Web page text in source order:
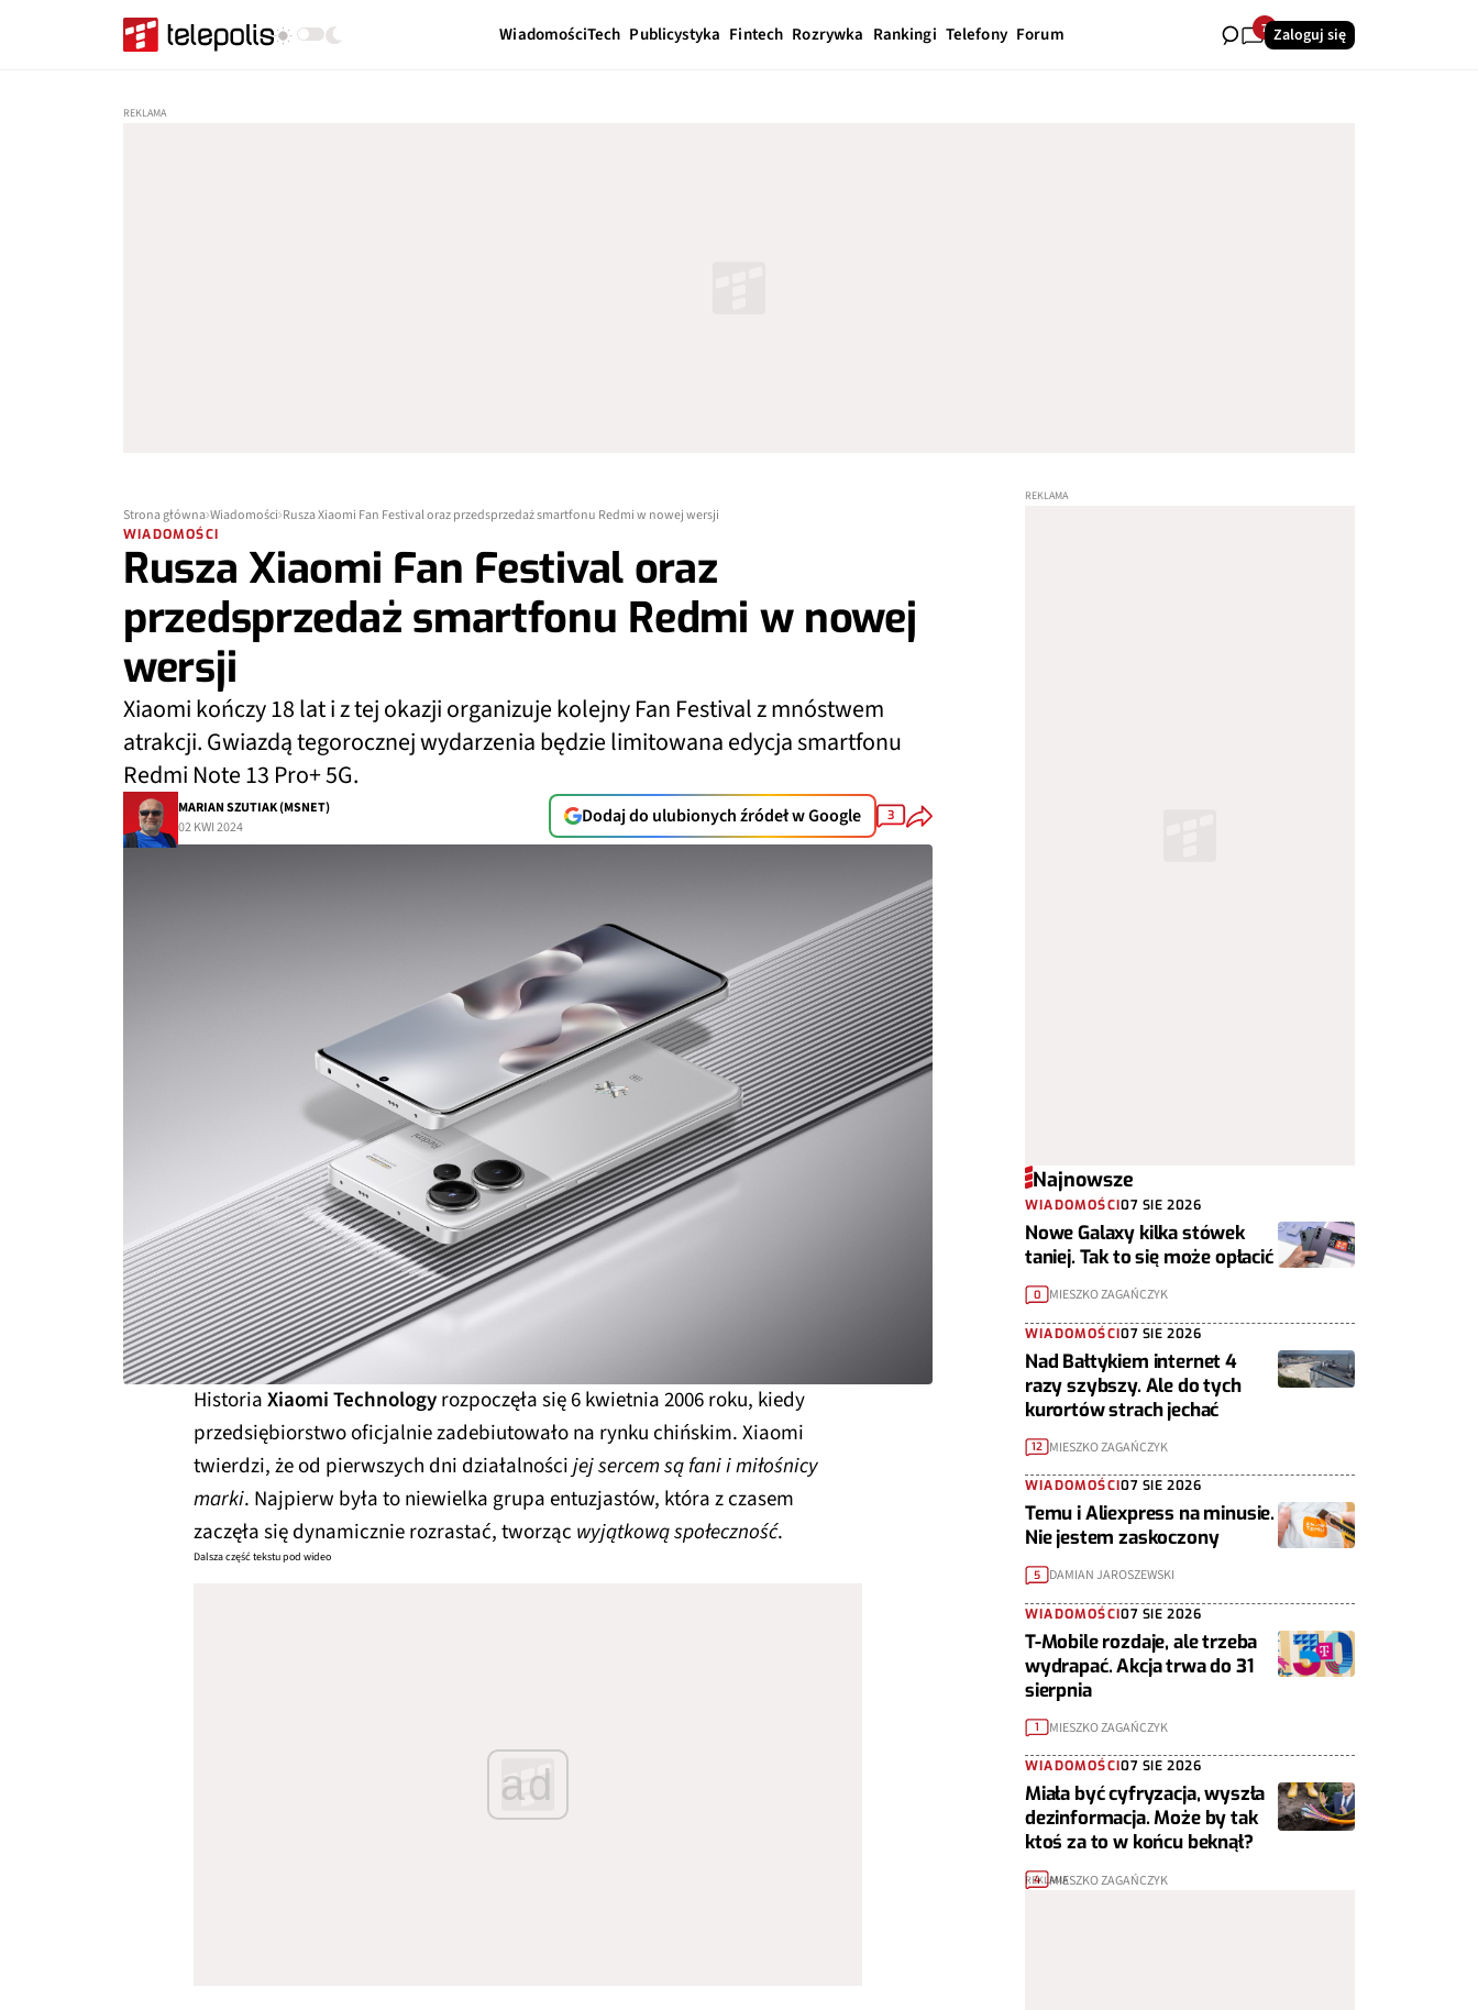
WiadomościTech Publicystyka Fintech Rozrywka Rankingi Telefony Forum 7 Zaloguj się
Strona główna Wiadomości Rusza Xiaomi Fan Festival oraz przedsprzedaż smartfonu Redmi w nowej wersji
WIADOMOŚCI
Rusza Xiaomi Fan Festival oraz
przedsprzedaż smartfonu Redmi w nowej
wersji
Xiaomi kończy 18 lat i z tej okazji organizuje kolejny Fan Festival z mnóstwem
atrakcji. Gwiazdą tegorocznej wydarzenia będzie limitowana edycja smartfonu
Redmi Note 13 Pro+ 5G.
MARIAN SZUTIAK (MSNET)
02 KWI 2024
Dodaj do ulubionych źródeł w Google 3
HistoriaXiaomi Technologyrozpoczęła się 6 kwietnia 2006 roku, kiedy
przedsiębiorstwo oficjalnie zadebiutowało na rynku chińskim. Xiaomi
twierdzi, że od pierwszych dni działalnościjej sercem są fani i miłośnicy
marki. Najpierw była to niewielka grupa entuzjastów, która z czasem
zaczęła się dynamicznie rozrastać, tworząc wyjątkową społeczność.
Dalsza część tekstu pod wideo
ad
Najnowsze
WIADOMOŚCI07 SIE 2026
Nowe Galaxy kilka stówek
taniej. Tak to się może opłacić
0 MIESZKO ZAGAŃCZYK
WIADOMOŚCI07 SIE 2026
Nad Bałtykiem internet 4
razy szybszy. Ale do tych
kurortów strach jechać
12 MIESZKO ZAGAŃCZYK
WIADOMOŚCI07 SIE 2026
Temu i Aliexpress na minusie.
Nie jestem zaskoczony
5 DAMIAN JAROSZEWSKI
WIADOMOŚCI07 SIE 2026
T-Mobile rozdaje, ale trzeba
wydrapać. Akcja trwa do 31
sierpnia
1 MIESZKO ZAGAŃCZYK
WIADOMOŚCI07 SIE 2026
Miała być cyfryzacja, wyszła
dezinformacja. Może by tak
ktoś za to w końcu beknął?
4 MIESZKO ZAGAŃCZYK